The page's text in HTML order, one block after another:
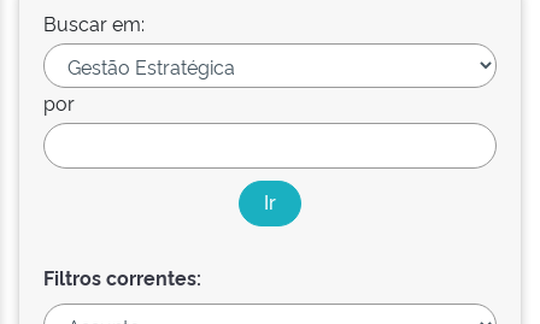
Buscar em:
por
Filtros correntes: